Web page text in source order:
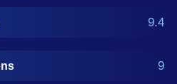
，让您选得放心。
9.4
9